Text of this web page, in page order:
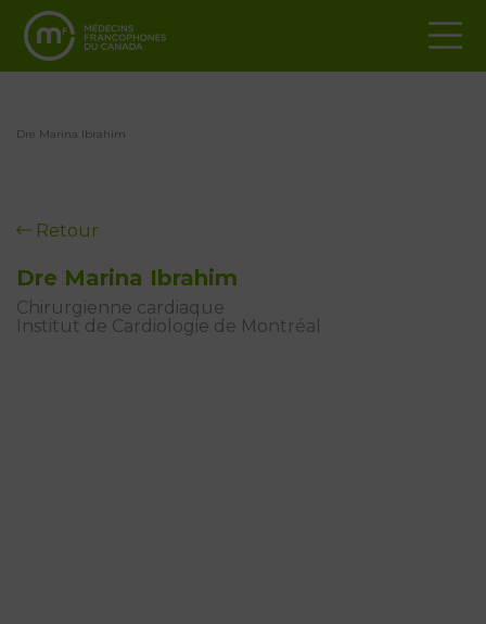
Dre Marina Ibrahim
Retour
Dre Marina Ibrahim
Chirurgienne cardiaque
Institut de Cardiologie de Montréal